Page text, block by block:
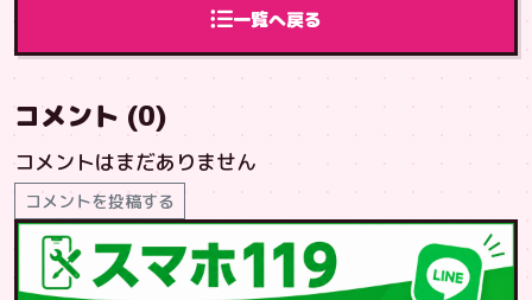
一覧へ戻る
コメント (0)
コメントはまだありません
コメントを投稿する